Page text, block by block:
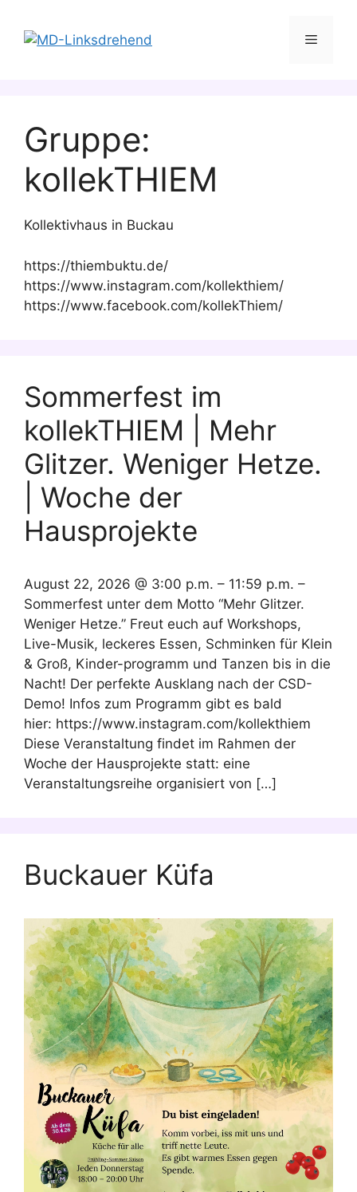
Inhalt
springen
Menü
Gruppe:
kollekTHIEM
Kollektivhaus in Buckau
https://thiembuktu.de/
https://www.instagram.com/kollekthiem/
https://www.facebook.com/kollekThiem/
Sommerfest im
kollekTHIEM | Mehr
Glitzer. Weniger Hetze.
| Woche der
Hausprojekte
August 22, 2026 @ 3:00 p.m. – 11:59 p.m. –
Sommerfest unter dem Motto “Mehr Glitzer.
Weniger Hetze.” Freut euch auf Workshops,
Live-Musik, leckeres Essen, Schminken für Klein
& Groß, Kinder-programm und Tanzen bis in die
Nacht! Der perfekte Ausklang nach der CSD-
Demo! Infos zum Programm gibt es bald
hier: https://www.instagram.com/kollekthiem
Diese Veranstaltung findet im Rahmen der
Woche der Hausprojekte statt: eine
Veranstaltungsreihe organisiert von […]
Buckauer Küfa